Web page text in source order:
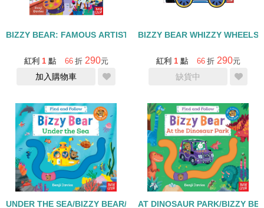
BIZZY BEAR: FAMOUS ARTIST/硬頁拉拉書+QR CODE
紅利 1 點 66 折 290元
加入購物車
BIZZY BEAR WHIZZY
紅利 1 點 66 折 290元
缺貨中
UNDER THE SEA/BIZZY BEAR/硬頁書+QR CODE
AT DINOSAUR PARK/BIZZY